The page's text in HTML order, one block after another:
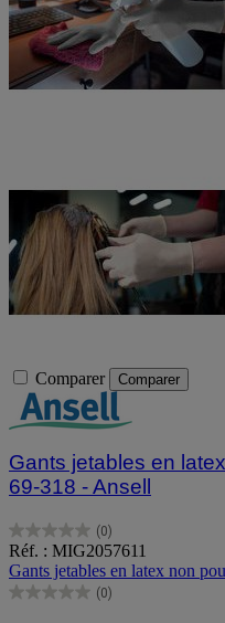
Comparer Comparer
Gants jetables en
69-318 - Ansell
(0)
0.0
sur
5
étoiles.
Réf. : MIG2057611
Gants jetables en latex non
(0)
0.0